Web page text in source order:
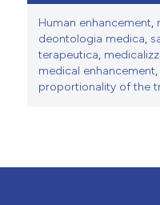
Human enhancement,
deontologia medica,
terapeutica,
medical enhancement,
proportionality of the